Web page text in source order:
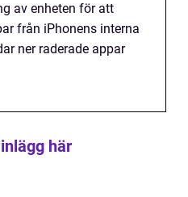
av enheten för att
från iPhonens interna
ner raderade appar
här